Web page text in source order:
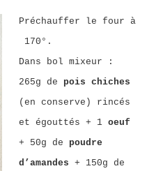
Préchauffer le four à
170°.
Dans bol mixeur :
265g de pois chiches
(en conserve) rincés
et égouttés + 1 oeuf
+ 50g de poudre
d’amandes + 150g de